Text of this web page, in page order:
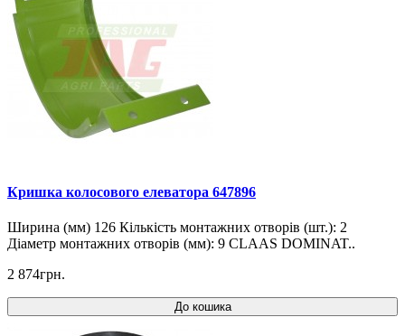
Кришка колосового елеватора 647896
Ширина (мм) 126 Кількість монтажних отворів (шт.): 2
Діаметр монтажних отворів (мм): 9 CLAAS DOMINAT..
2 874грн.
До кошика